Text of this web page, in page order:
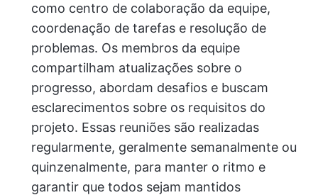
como centro de colaboração da equipe,
coordenação de tarefas e resolução de
problemas. Os membros da equipe
compartilham atualizações sobre o
progresso, abordam desafios e buscam
esclarecimentos sobre os requisitos do
projeto. Essas reuniões são realizadas
regularmente, geralmente semanalmente ou
quinzenalmente, para manter o ritmo e
garantir que todos sejam mantidos